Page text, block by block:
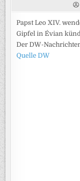
Papst Leo XIV.
Gipfel in Évian
Der DW-
Quelle DW